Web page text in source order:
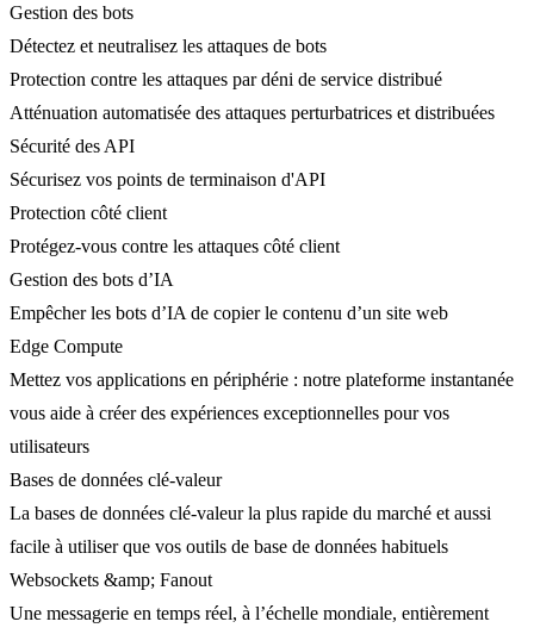
Gestion des bots
Détectez et neutralisez les attaques de bots
Protection contre les attaques par déni de service distribué
Atténuation automatisée des attaques perturbatrices et distribuées
Sécurité des API
Sécurisez vos points de terminaison d'API
Protection côté client
Protégez-vous contre les attaques côté client
Gestion des bots d’IA
Empêcher les bots d’IA de copier le contenu d’un site web
Edge Compute
Mettez vos applications en périphérie : notre plateforme instantanée
vous aide à créer des expériences exceptionnelles pour vos
utilisateurs
Bases de données clé-valeur
La bases de données clé-valeur la plus rapide du marché et aussi
facile à utiliser que vos outils de base de données habituels
Websockets &amp; Fanout
Une messagerie en temps réel, à l’échelle mondiale, entièrement